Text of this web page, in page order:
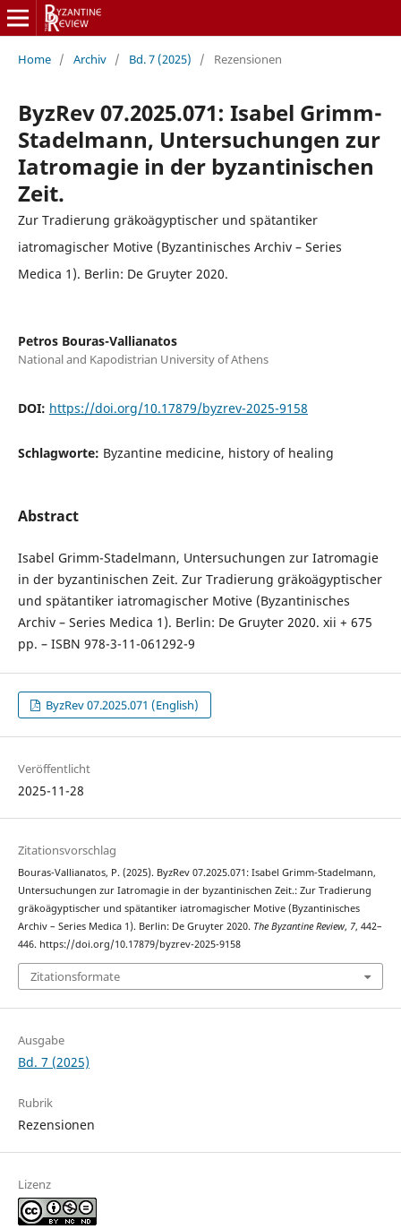
Home / Archiv / Bd. 7 (2025) / Rezensionen
ByzRev 07.2025.071: Isabel Grimm-
Stadelmann, Untersuchungen zur
Iatromagie in der byzantinischen
Zeit.
Zur Tradierung gräkoägyptischer und spätantiker
iatromagischer Motive (Byzantinisches Archiv – Series
Medica 1). Berlin: De Gruyter 2020.
Petros Bouras-Vallianatos
National and Kapodistrian University of Athens
DOI: https://doi.org/10.17879/byzrev-2025-9158
Schlagworte: Byzantine medicine, history of healing
Abstract
Isabel Grimm-Stadelmann, Untersuchungen zur Iatromagie
in der byzantinischen Zeit. Zur Tradierung gräkoägyptischer
und spätantiker iatromagischer Motive (Byzantinisches
Archiv – Series Medica 1). Berlin: De Gruyter 2020. xii + 675
pp. – ISBN 978-3-11-061292-9
ByzRev 07.2025.071 (English)
Veröffentlicht
2025-11-28
Zitationsvorschlag
Bouras-Vallianatos, P. (2025). ByzRev 07.2025.071: Isabel Grimm-Stadelmann,
Untersuchungen zur Iatromagie in der byzantinischen Zeit.: Zur Tradierung
gräkoägyptischer und spätantiker iatromagischer Motive (Byzantinisches
Archiv – Series Medica 1). Berlin: De Gruyter 2020. The Byzantine Review, 7, 442–
446. https://doi.org/10.17879/byzrev-2025-9158
Zitationsformate
Ausgabe
Bd. 7 (2025)
Rubrik
Rezensionen
Lizenz